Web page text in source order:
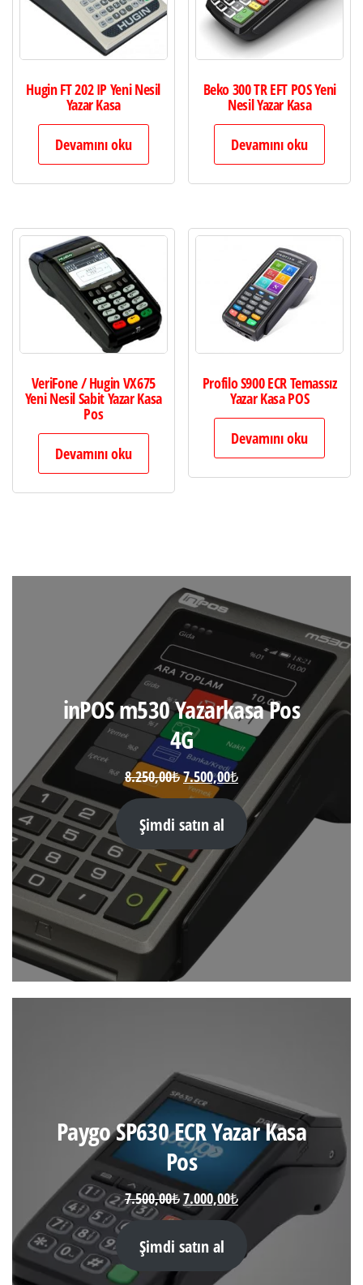
Hugin FT 202 IP Yeni Nesil
Yazar Kasa
Devamını oku
Beko 300 TR EFT POS Yeni
Nesil Yazar Kasa
Devamını oku
VeriFone / Hugin VX675
Yeni Nesil Sabit Yazar Kasa
Pos
Devamını oku
Profilo S900 ECR Temassız
Yazar Kasa POS
Devamını oku
inPOS m530 Yazarkasa Pos
4G
8.250,00₺Orijinal
fiyat:
8.250,00₺.
7.500,00₺Şu
andaki
fiyat:
7.500,00₺.
Şimdi satın al
Paygo SP630 ECR Yazar Kasa
Pos
7.500,00₺Orijinal
fiyat:
7.000,00₺Şu
fiyat:
7.000,00₺.
Şimdi satın al